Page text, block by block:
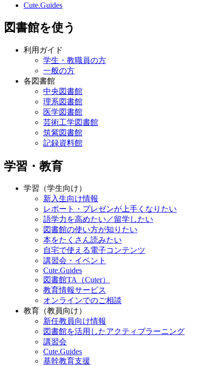
Cute.Guides
図書館を使う
利用ガイド
学生・教職員の方
一般の方
各図書館
中央図書館
理系図書館
医学図書館
芸術工学図書館
筑紫図書館
記録資料館
学習・教育
学習（学生向け）
新入生向け情報
レポート・プレゼンが上手くなりたい
語学力を高めたい／留学したい
図書館の使い方が知りたい
本をたくさん読みたい
自宅で使える電子コンテンツ
講習会・イベント
Cute.Guides
図書館TA（Cuter）
教育情報サービス
オンラインでのご相談
教育（教員向け）
新任教員向け情報
図書館を活用したアクティブラーニング
講習会
Cute.Guides
基幹教育支援